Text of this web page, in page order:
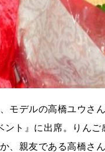
モデルの高橋ユウさ
ント』に出席。りん
、親友である高橋さ